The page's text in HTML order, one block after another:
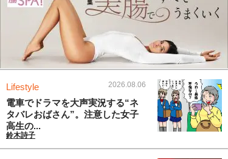
Lifestyle 2026.08.06
電車でドラマを大声実況する“ネ
タバレおばさん”。注意した女子
高生の...
鈴木詩子